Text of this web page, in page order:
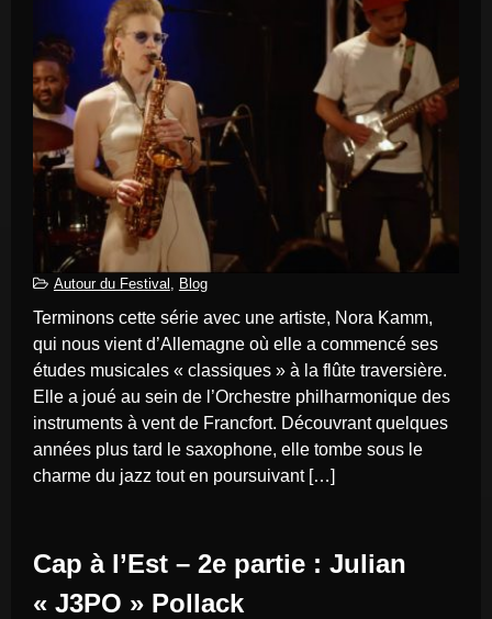
Autour du Festival , Blog
Terminons cette série avec une artiste, Nora Kamm,
qui nous vient d’Allemagne où elle a commencé ses
études musicales « classiques » à la flûte traversière.
Elle a joué au sein de l’Orchestre philharmonique des
instruments à vent de Francfort. Découvrant quelques
années plus tard le saxophone, elle tombe sous le
charme du jazz tout en poursuivant […]
Cap à l’Est – 2e partie : Julian
« J3PO » Pollack